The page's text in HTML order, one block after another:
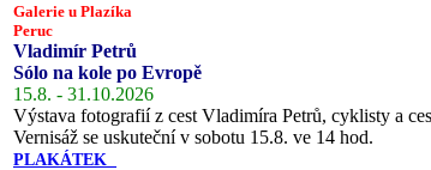
Galerie u Plazíka
Peruc
Vladimír Petrů
Sólo na kole po Evropě
15.8. - 31.10.2026
Výstava fotografií z cest Vladimíra Petrů, cyklisty a
Vernisáž se uskuteční v sobotu 15.8. ve 14 hod.
PLAKÁTEK